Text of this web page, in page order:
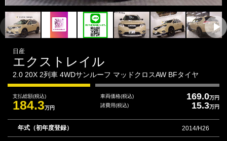
日産
エクストレイル
2.0 20X 2列車 4WDサンルーフ マッドクロスAW BFタイヤ
支払総額(税込)
184.3万円
車両価格(税込) 169.0万円
諸費用(税込) 15.3万円
年式（初年度登録） 2014/H26